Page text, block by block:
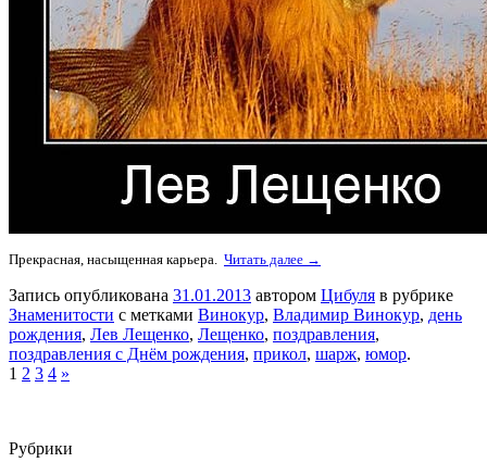
Прекрасная, насыщенная карьера. Читать далее →
Запись опубликована 31.01.2013 автором Цибуля в рубрике
Знаменитости с метками Винокур, Владимир Винокур, день
рождения, Лев Лещенко, Лещенко, поздравления,
поздравления с Днём рождения, прикол, шарж, юмор.
1 2 3 4 »
Рубрики